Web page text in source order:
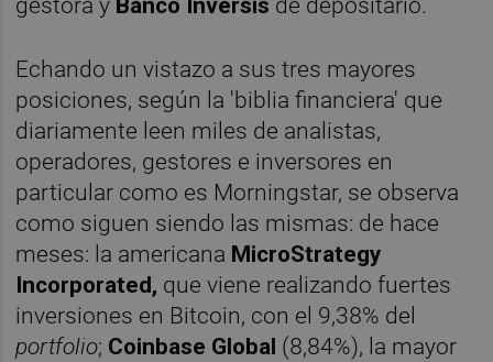
gestora y Banco Inversis de depositario.
Echando un vistazo a sus tres mayores
posiciones, según la 'biblia financiera' que
diariamente leen miles de analistas,
operadores, gestores e inversores en
particular como es Morningstar, se observa
como siguen siendo las mismas: de hace
meses: la americana MicroStrategy
Incorporated, que viene realizando fuertes
inversiones en Bitcoin, con el 9,38% del
portfolio; Coinbase Global (8,84%), la mayor